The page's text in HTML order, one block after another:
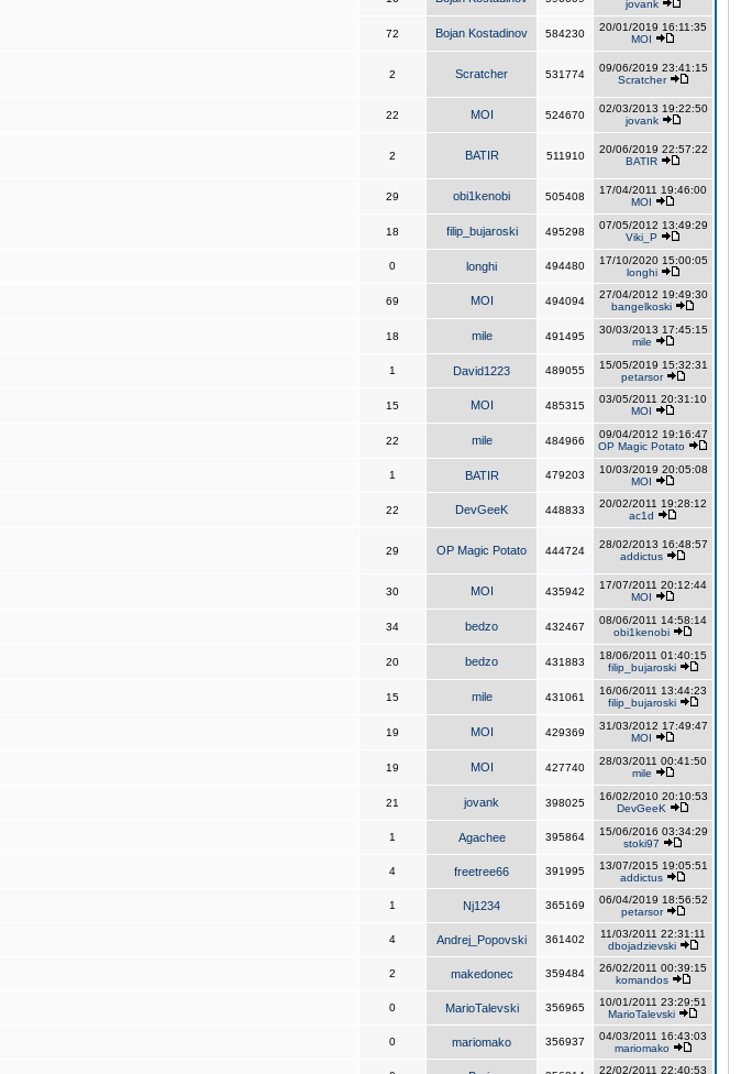
jovank
72 Bojan Kostadinov 584230
20/01/2019 16:11:35
MOI
2 Scratcher 531774
09/06/2019 23:41:15
Scratcher
22 MOI 524670
02/03/2013 19:22:50
jovank
2 BATIR 511910
20/06/2019 22:57:22
BATIR
29 obi1kenobi 505408
17/04/2011 19:46:00
MOI
18 filip_bujaroski 495298
07/05/2012 13:49:29
Viki_P
0 longhi 494480
17/10/2020 15:00:05
longhi
69 MOI 494094
27/04/2012 19:49:30
bangelkoski
18 mile 491495
30/03/2013 17:45:15
mile
1 David1223 489055
15/05/2019 15:32:31
petarsor
15 MOI 485315
03/05/2011 20:31:10
MOI
22 mile 484966
09/04/2012 19:16:47
OP Magic Potato
1 BATIR 479203
10/03/2019 20:05:08
MOI
22 DevGeeK 448833
20/02/2011 19:28:12
ac1d
29 OP Magic Potato 444724
28/02/2013 16:48:57
addictus
30 MOI 435942
17/07/2011 20:12:44
MOI
34 bedzo 432467
08/06/2011 14:58:14
obi1kenobi
20 bedzo 431883
18/06/2011 01:40:15
filip_bujaroski
15 mile 431061
16/06/2011 13:44:23
filip_bujaroski
19 MOI 429369
31/03/2012 17:49:47
MOI
19 MOI 427740
28/03/2011 00:41:50
mile
21 jovank 398025
16/02/2010 20:10:53
DevGeeK
1 Agachee 395864
15/06/2016 03:34:29
stoki97
4 freetree66 391995
13/07/2015 19:05:51
addictus
1 Nj1234 365169
06/04/2019 18:56:52
petarsor
4 Andrej_Popovski 361402
11/03/2011 22:31:11
dbojadzievski
2 makedonec 359484
26/02/2011 00:39:15
komandos
0 MarioTalevski 356965
10/01/2011 23:29:51
MarioTalevski
0 mariomako 356937
04/03/2011 16:43:03
mariomako
22/02/2011 22:40:53